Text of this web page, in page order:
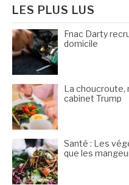
LES PLUS LUS
Fnac Darty
domicile
La choucroute,
cabinet Trump
Santé : Les
que les